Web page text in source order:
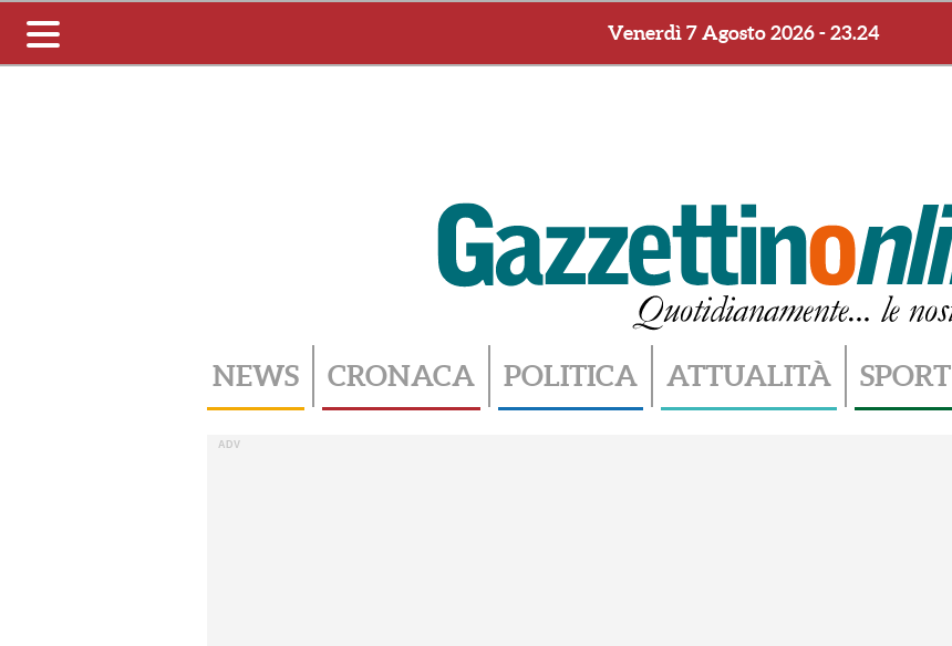
Toggle
navigation
Venerdì 7 Agosto 2026 - 23.24
NEWS CRONACA POLITICA ATTUALITÀ SPORT